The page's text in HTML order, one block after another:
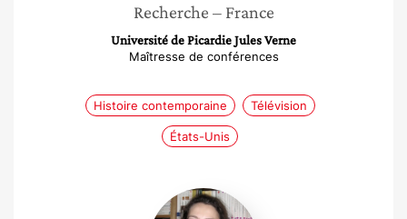
Recherche – France
Université de Picardie Jules Verne
Maîtresse de conférences
Histoire contemporaine Télévision
États-Unis
Eugénie
Briot